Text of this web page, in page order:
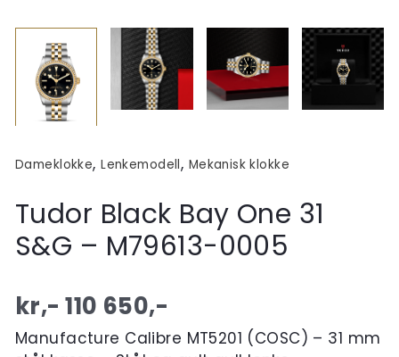
Dameklokke,Lenkemodell, Mekanisk klokke
Tudor Black Bay One 31
S&G – M79613-0005
kr,- 110 650,-
Manufacture Calibre MT5201 (COSC) – 31 mm